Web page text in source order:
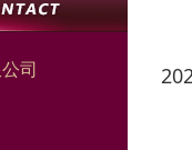
司